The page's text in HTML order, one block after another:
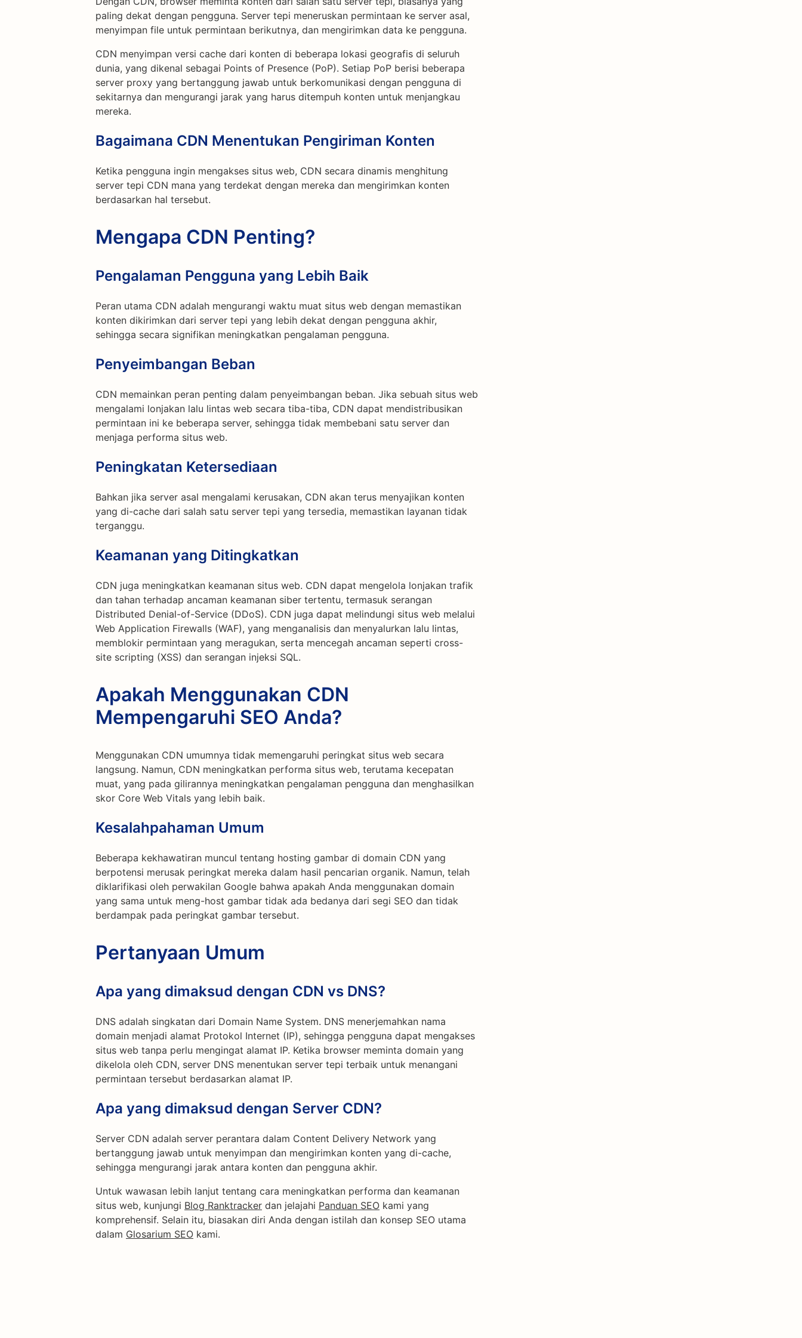
paling dekat dengan pengguna. Server tepi meneruskan permintaan ke server asal,
menyimpan file untuk permintaan berikutnya, dan mengirimkan data ke pengguna.
CDN menyimpan versi cache dari konten di beberapa lokasi geografis di seluruh
dunia, yang dikenal sebagai Points of Presence (PoP). Setiap PoP berisi beberapa
server proxy yang bertanggung jawab untuk berkomunikasi dengan pengguna di
sekitarnya dan mengurangi jarak yang harus ditempuh konten untuk menjangkau
mereka.
Bagaimana CDN Menentukan Pengiriman Konten
Ketika pengguna ingin mengakses situs web, CDN secara dinamis menghitung
server tepi CDN mana yang terdekat dengan mereka dan mengirimkan konten
berdasarkan hal tersebut.
Mengapa CDN Penting?
Pengalaman Pengguna yang Lebih Baik
Peran utama CDN adalah mengurangi waktu muat situs web dengan memastikan
konten dikirimkan dari server tepi yang lebih dekat dengan pengguna akhir,
sehingga secara signifikan meningkatkan pengalaman pengguna.
Penyeimbangan Beban
CDN memainkan peran penting dalam penyeimbangan beban. Jika sebuah situs web
mengalami lonjakan lalu lintas web secara tiba-tiba, CDN dapat mendistribusikan
permintaan ini ke beberapa server, sehingga tidak membebani satu server dan
menjaga performa situs web.
Peningkatan Ketersediaan
Bahkan jika server asal mengalami kerusakan, CDN akan terus menyajikan konten
yang di-cache dari salah satu server tepi yang tersedia, memastikan layanan tidak
terganggu.
Keamanan yang Ditingkatkan
CDN juga meningkatkan keamanan situs web. CDN dapat mengelola lonjakan trafik
dan tahan terhadap ancaman keamanan siber tertentu, termasuk serangan
Distributed Denial-of-Service (DDoS). CDN juga dapat melindungi situs web melalui
Web Application Firewalls (WAF), yang menganalisis dan menyalurkan lalu lintas,
memblokir permintaan yang meragukan, serta mencegah ancaman seperti cross-
site scripting (XSS) dan serangan injeksi SQL.
Apakah Menggunakan CDN
Mempengaruhi SEO Anda?
Menggunakan CDN umumnya tidak memengaruhi peringkat situs web secara
langsung. Namun, CDN meningkatkan performa situs web, terutama kecepatan
muat, yang pada gilirannya meningkatkan pengalaman pengguna dan menghasilkan
skor Core Web Vitals yang lebih baik.
Kesalahpahaman Umum
Beberapa kekhawatiran muncul tentang hosting gambar di domain CDN yang
berpotensi merusak peringkat mereka dalam hasil pencarian organik. Namun, telah
diklarifikasi oleh perwakilan Google bahwa apakah Anda menggunakan domain
yang sama untuk meng-host gambar tidak ada bedanya dari segi SEO dan tidak
berdampak pada peringkat gambar tersebut.
Pertanyaan Umum
Apa yang dimaksud dengan CDN vs DNS?
DNS adalah singkatan dari Domain Name System. DNS menerjemahkan nama
domain menjadi alamat Protokol Internet (IP), sehingga pengguna dapat mengakses
situs web tanpa perlu mengingat alamat IP. Ketika browser meminta domain yang
dikelola oleh CDN, server DNS menentukan server tepi terbaik untuk menangani
permintaan tersebut berdasarkan alamat IP.
Apa yang dimaksud dengan Server CDN?
Server CDN adalah server perantara dalam Content Delivery Network yang
bertanggung jawab untuk menyimpan dan mengirimkan konten yang di-cache,
sehingga mengurangi jarak antara konten dan pengguna akhir.
Untuk wawasan lebih lanjut tentang cara meningkatkan performa dan keamanan
situs web, kunjungi Blog Ranktracker dan jelajahi Panduan SEO kami yang
komprehensif. Selain itu, biasakan diri Anda dengan istilah dan konsep SEO utama
dalam Glosarium SEO kami.